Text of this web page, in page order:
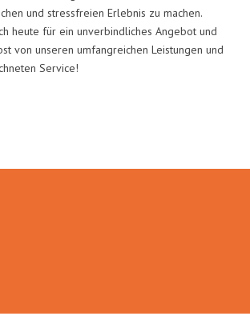
und stressfreien Erlebnis zu machen.
heute für ein unverbindliches Angebot und
von unseren umfangreichen Leistungen und
Service!